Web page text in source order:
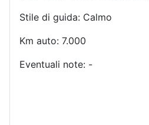
Stile di guida: Calmo
Km auto: 7.000
Eventuali note: -